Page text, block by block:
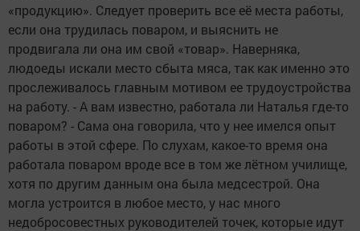
«продукцию». Следует проверить все её места работы,
если она трудилась поваром, и выяснить не
продвигала ли она им свой «товар». Наверняка,
людоеды искали место сбыта мяса, так как именно это
прослеживалось главным мотивом ее трудоустройства
на работу. - А вам известно, работала ли Наталья где-то
поваром? - Сама она говорила, что у нее имелся опыт
работы в этой сфере. По слухам, какое-то время она
работала поваром вроде все в том же лётном училище,
хотя по другим данным она была медсестрой. Она
могла устроится в любое место, у нас много
недобросовестных руководителей точек, которые идут